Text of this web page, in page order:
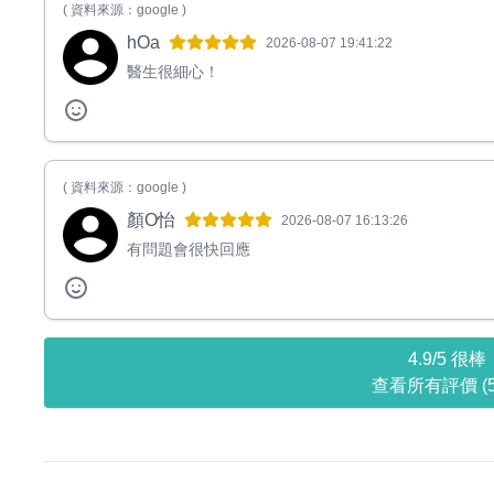
( 資料來源：google )
hOa 2026-08-07 19:41:22
醫生很細心！
( 資料來源：google )
顏O怡 2026-08-07 16:13:26
有問題會很快回應
4.9/5 很棒
查看所有評價